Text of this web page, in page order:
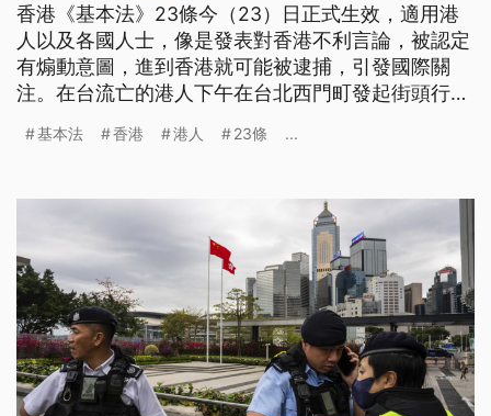
香港《基本法》23條今（23）日正式生效，適用港
人以及各國人士，像是發表對香港不利言論，被認定
有煽動意圖，進到香港就可能被逮捕，引發國際關
注。在台流亡的港人下午在台北西門町發起街頭行
援香港。
基本法 香港 港人 23條 ...